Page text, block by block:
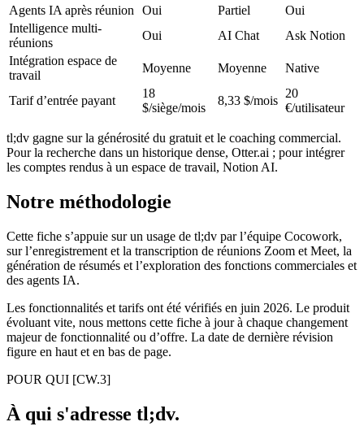
Agents IA après réunion
Oui Partiel
Oui
Intelligence multi-
réunions
Oui AI Chat
Ask Notion
Intégration espace de
travail
Moyenne Moyenne Native
Tarif d’entrée payant
18
$/siège/mois
8,33 $/mois
20
€/utilisateur
tl;dv gagne sur la générosité du gratuit et le coaching commercial.
Pour la recherche dans un historique dense, Otter.ai ; pour intégrer
les comptes rendus à un espace de travail, Notion AI.
Notre méthodologie
Cette fiche s’appuie sur un usage de tl;dv par l’équipe Cocowork,
sur l’enregistrement et la transcription de réunions Zoom et Meet, la
génération de résumés et l’exploration des fonctions commerciales et
des agents IA.
Les fonctionnalités et tarifs ont été vérifiés en juin 2026. Le produit
évoluant vite, nous mettons cette fiche à jour à chaque changement
majeur de fonctionnalité ou d’offre. La date de dernière révision
figure en haut et en bas de page.
POUR QUI [CW.3]
À qui s'adresse tl;dv.